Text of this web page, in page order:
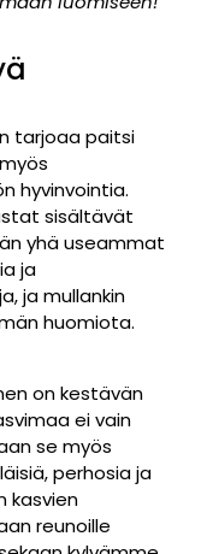
tarjoaa paitsi
hyvinvointia.
sisältävät
yhä useammat
ja
ja mullankin
huomiota.
on kestävän
ei vain
se myös
perhosia ja
kasvien
reunoille